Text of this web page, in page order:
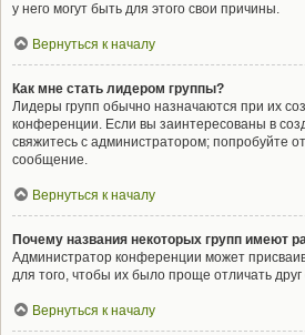
у него могут быть для этого свои причины.
Вернуться к началу
Как мне стать лидером группы?
Лидеры групп обычно назначаются при их
конференции. Если вы заинтересованы в
свяжитесь с администратором; попробуйте
сообщение.
Вернуться к началу
Почему названия некоторых групп имеют
Администратор конференции может
для того, чтобы их было проще отличать друг
Вернуться к началу